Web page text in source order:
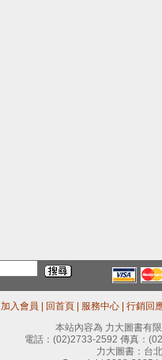
加入會員 回首頁 服務中心
行銷回
本站內容為 力大圖書有
電話： (02)2733-2592 傳真：
力大圖書：台